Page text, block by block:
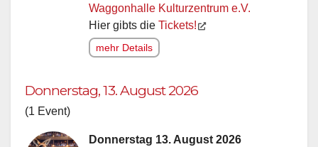
Waggonhalle Kulturzentrum e.V.
Hier gibts die Tickets!
mehr Details
Donnerstag, 13. August 2026
(1 Event)
Donnerstag 13. August 2026